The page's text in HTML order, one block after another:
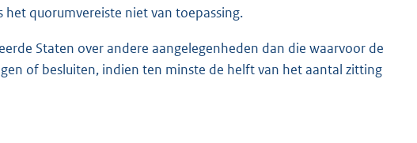
quorumvereiste niet van toepassing.
Staten over andere aangelegenheden dan die waarvoor de
of besluiten, indien ten minste de helft van het aantal zitting